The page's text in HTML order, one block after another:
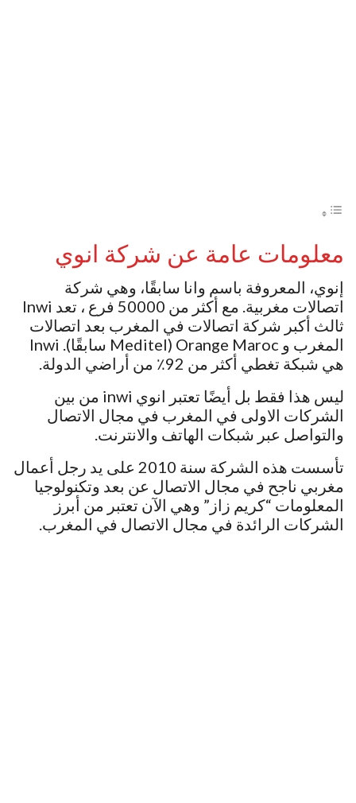
معلومات عامة عن شركة انوي
إنوي، المعروفة باسم وانا سابقًا، وهي شركة
اتصالات مغربية. مع أكثر من 50000 فرع ، تعد Inwi
ثالث أكبر شركة اتصالات في المغرب بعد اتصالات
المغرب و Orange Maroc (Meditel سابقًا). Inwi
هي شبكة تغطي أكثر من 92٪ من أراضي الدولة.
ليس هذا فقط بل أيضًا تعتبر انوي inwi من بين
الشركات الاولى في المغرب في مجال الاتصال
والتواصل عبر شبكات الهاتف والانترنت.
تأسست هذه الشركة سنة 2010 على يد رجل أعمال
مغربي ناجح في مجال الاتصال عن بعد وتكنولوجيا
المعلومات “كريم زاز” وهي الآن تعتبر من أبرز
الشركات الرائدة في مجال الاتصال في المغرب.